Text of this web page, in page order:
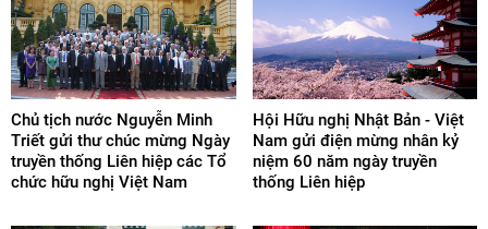
Chủ tịch nước Nguyễn Minh
Triết gửi thư chúc mừng Ngày
truyền thống Liên hiệp các Tổ
chức hữu nghị Việt Nam
Hội Hữu nghị Nhật Bản - Việt
Nam gửi điện mừng nhân kỷ
niệm 60 năm ngày truyền
thống Liên hiệp